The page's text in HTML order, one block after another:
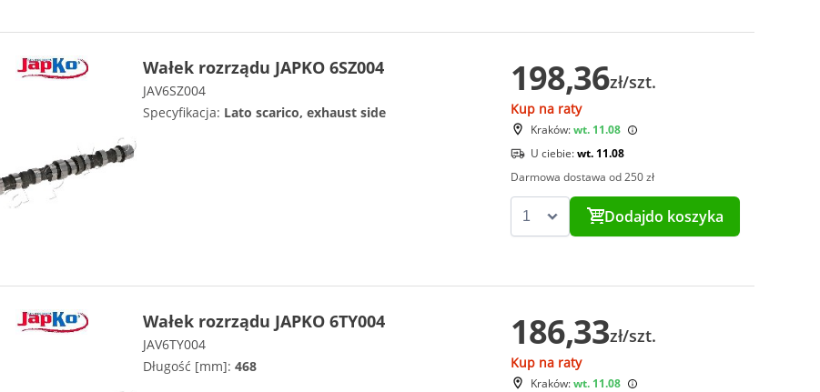
Wałek rozrządu JAPKO 6SZ004
JAV6SZ004
Specyfikacja: Lato scarico, exhaust side
198,36zł/szt.
Kup na raty
Kraków:wt. 11.08
U ciebie:wt. 11.08
Darmowa dostawa od 250 zł
Dodajdo koszyka
Wałek rozrządu JAPKO 6TY004
JAV6TY004
Długość [mm]: 468
186,33zł/szt.
Kup na raty
Kraków:wt. 11.08